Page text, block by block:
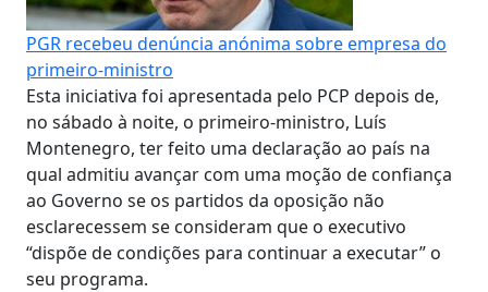
PGR recebeu denúncia anónima sobre empresa do
primeiro-ministro
Esta iniciativa foi apresentada pelo PCP depois de,
no sábado à noite, o primeiro-ministro, Luís
Montenegro, ter feito uma declaração ao país na
qual admitiu avançar com uma moção de confiança
ao Governo se os partidos da oposição não
esclarecessem se consideram que o executivo
“dispõe de condições para continuar a executar” o
seu programa.